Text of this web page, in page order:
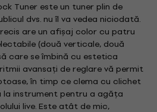
Tuner este un tuner plin de
dvs. nu îl va vedea niciodată.
are un afișaj color cu patru
(două verticale, două
care se îmbină cu estetica
avansați de reglare vă permit
în timp ce clema cu clichet
la instrument pentru a agăța
live. Este atât de mic,